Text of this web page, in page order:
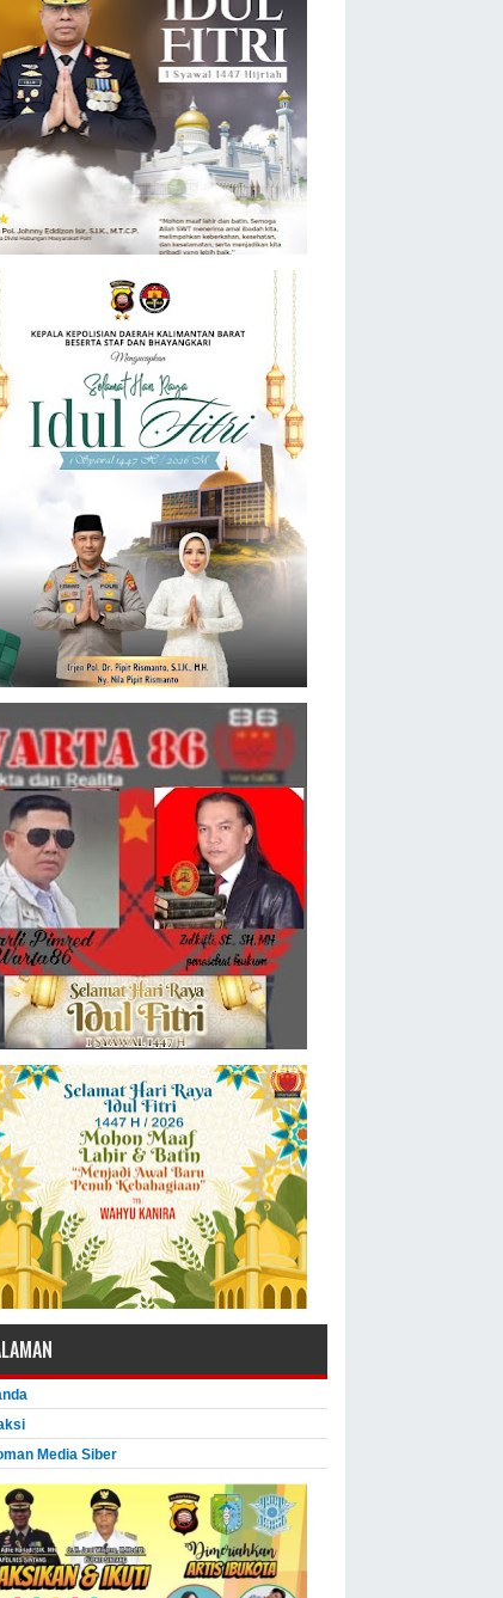
Media Siber